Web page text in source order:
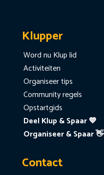
Klupper
Word nu Klup lid
Activiteiten
Organiseer tips
Community regels
Opstartgids
Deel Klup & Spaar 💙
Organiseer & Spaar 👋
Contact